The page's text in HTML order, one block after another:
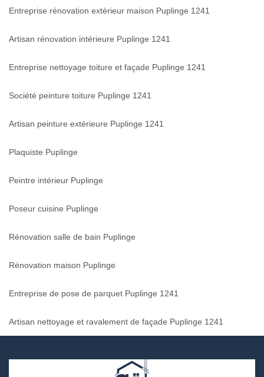
Entreprise rénovation extérieur maison Puplinge 1241
Artisan rénovation intérieure Puplinge 1241
Entreprise nettoyage toiture et façade Puplinge 1241
Société peinture toiture Puplinge 1241
Artisan peinture extérieure Puplinge 1241
Plaquiste Puplinge
Peintre intérieur Puplinge
Poseur cuisine Puplinge
Rénovation salle de bain Puplinge
Rénovation maison Puplinge
Entreprise de pose de parquet Puplinge 1241
Artisan nettoyage et ravalement de façade Puplinge 1241